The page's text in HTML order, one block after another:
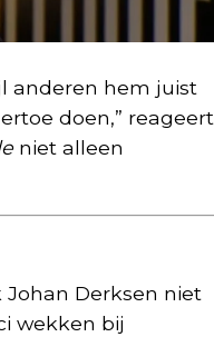
anderen hem juist
doen,” reageert
niet alleen
Derksen niet
wekken bij